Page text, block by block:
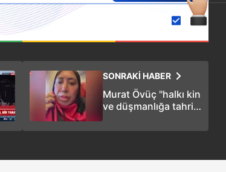
SONRAKİ HABER
Murat Övüç "halkı kin
ve düşmanlığa tahrik
tutuklandı